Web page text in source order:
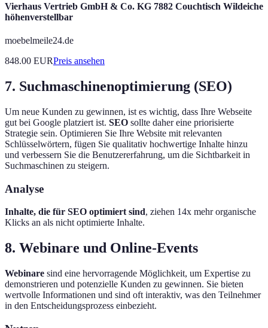
Vierhaus Vertrieb GmbH & Co. KG 7882 Couchtisch Wildeiche
höhenverstellbar
moebelmeile24.de
848.00 EURPreis ansehen
7. Suchmaschinenoptimierung (SEO)
Um neue Kunden zu gewinnen, ist es wichtig, dass Ihre Webseite
gut bei Google platziert ist. SEO sollte daher eine priorisierte
Strategie sein. Optimieren Sie Ihre Website mit relevanten
Schlüsselwörtern, fügen Sie qualitativ hochwertige Inhalte hinzu
und verbessern Sie die Benutzererfahrung, um die Sichtbarkeit in
Suchmaschinen zu steigern.
Analyse
Inhalte, die für SEO optimiert sind, ziehen 14x mehr organische
Klicks an als nicht optimierte Inhalte.
8. Webinare und Online-Events
Webinare sind eine hervorragende Möglichkeit, um Expertise zu
demonstrieren und potenzielle Kunden zu gewinnen. Sie bieten
wertvolle Informationen und sind oft interaktiv, was den Teilnehmer
in den Entscheidungsprozess einbezieht.